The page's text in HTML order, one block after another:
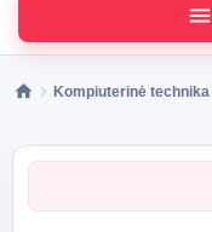
menu
Kompiuterinė technika